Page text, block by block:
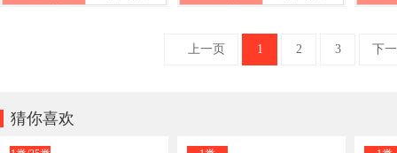
上一页 1 2 3 下
猜你喜欢